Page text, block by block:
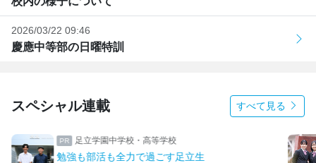
2026/03/22 09:46
慶應中等部の日曜特訓
スペシャル連載 すべて見る
足立学園中学校・高等学校
勉強も部活も全力で過ごす足立生